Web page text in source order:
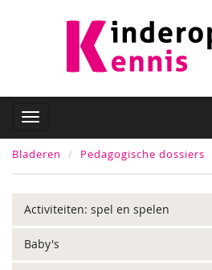
Bladeren Pedagogische dossiers
Activiteiten: spel en spelen
Baby's